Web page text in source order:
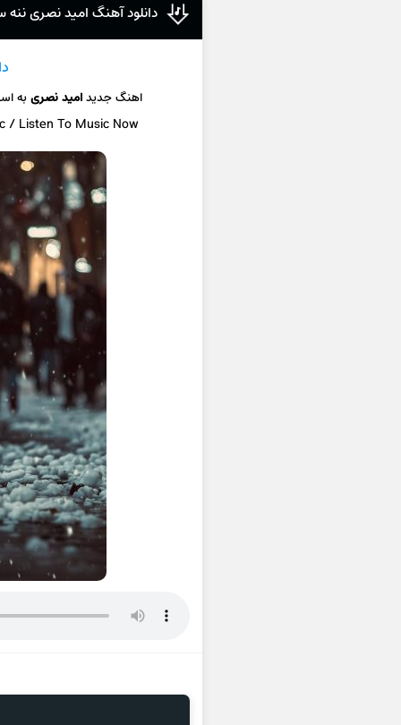
دانلود آهنگ امید نصری ننه
اهنگ جدیدامید نصریبه
/ Listen To Music Now